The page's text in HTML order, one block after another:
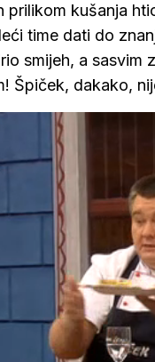
prilikom kušanja
time dati do
smijeh, a sasvim
Špiček, dakako,